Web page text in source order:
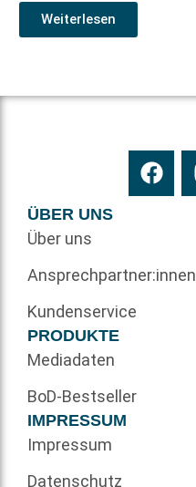
Weiterlesen
ÜBER UNS
Über uns
Ansprechpartner:innen
Kundenservice
PRODUKTE
Mediadaten
BoD-Bestseller
IMPRESSUM
Impressum
Datenschutz